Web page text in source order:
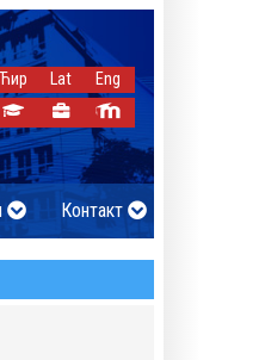
Ћир Lat Eng
Контакт